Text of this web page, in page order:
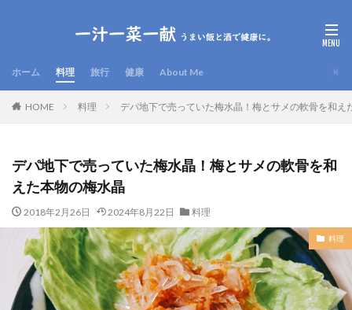
ホーム 料理 旅行 健康 About Me
HOME 料理 デパ地下で売っていた梅水晶！梅とサメの軟骨を和え
デパ地下で売っていた梅水晶！梅とサメの軟骨を和
えた本物の梅水晶
2018年2月26日 2024年8月22日 料理
料理